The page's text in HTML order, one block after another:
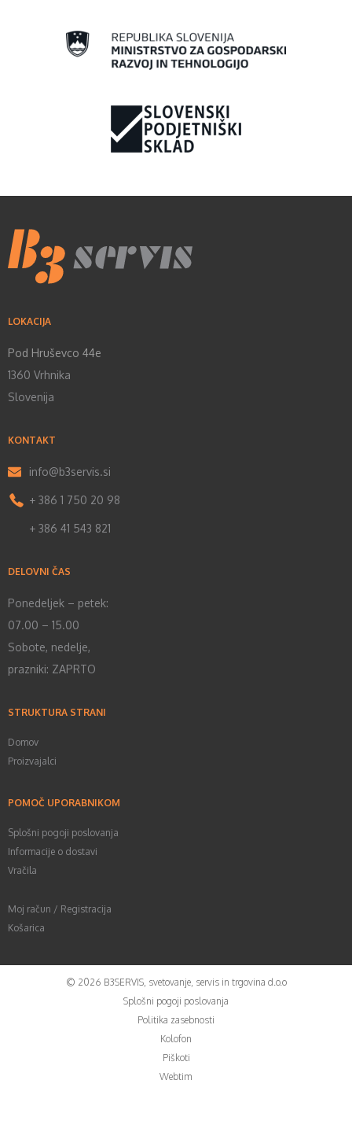
LOKACIJA
Pod Hruševco 44e
1360 Vrhnika
Slovenija
KONTAKT
info@b3servis.si
+ 386 1 750 20 98
+ 386 41 543 821
DELOVNI ČAS
Ponedeljek – petek:
07.00 – 15.00
Sobote, nedelje,
prazniki: ZAPRTO
STRUKTURA STRANI
Domov
Proizvajalci
POMOČ UPORABNIKOM
Splošni pogoji poslovanja
Informacije o dostavi
Vračila
Moj račun / Registracija
Košarica
© 2026 B3SERVIS, svetovanje, servis in trgovina d.o.o
Splošni pogoji poslovanja
Politika zasebnosti
Kolofon
Piškoti
Webtim